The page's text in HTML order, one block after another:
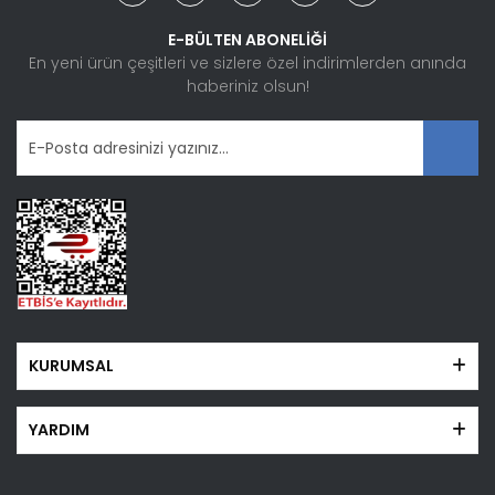
E-BÜLTEN ABONELİĞİ
En yeni ürün çeşitleri ve sizlere özel indirimlerden anında
haberiniz olsun!
KURUMSAL
YARDIM